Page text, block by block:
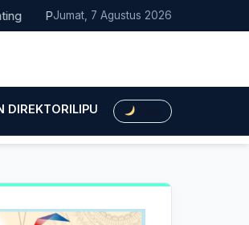
Pacitan Tembus Peringkat 38 Nasional
Jumat, 7 Agustus 2026
DIREKTORILIPUTAN HUKUMLIPUTAN